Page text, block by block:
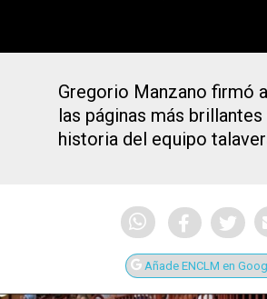
Gregorio Manzano firmó
las páginas más brillantes
historia del equipo
Añade ENCLM en